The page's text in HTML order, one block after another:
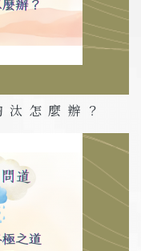
怎麼辦？